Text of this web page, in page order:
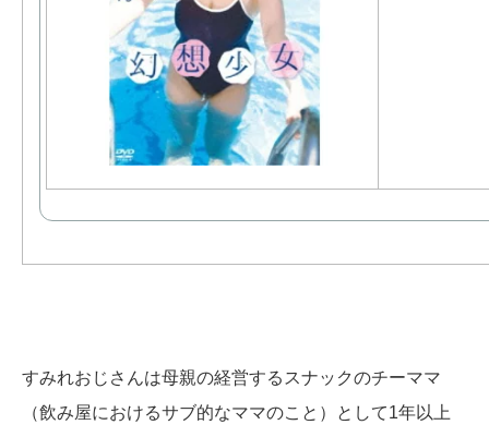
すみれおじさんは母親の経営するスナックのチーママ
（飲み屋におけるサブ的なママのこと）として1年以上